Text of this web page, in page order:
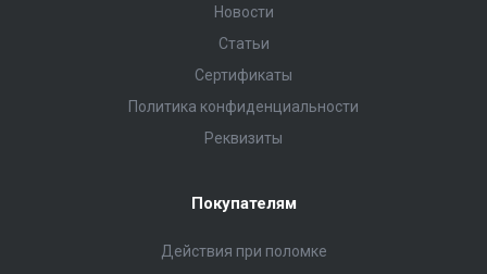
Новости
Статьи
Сертификаты
Политика конфиденциальности
Реквизиты
Покупателям
Действия при поломке